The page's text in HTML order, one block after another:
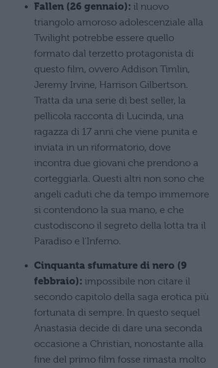
Fallen (26 gennaio): il nuovo
triangolo amoroso adolescenziale alla
Twilight potrebbe essere quello
formato dal terzetto protagonista di
questo film, ovvero Addison Timlin,
Jeremy Irvine, Harrison Gilbertson.
Tratta da una serie di best seller, la
pellicola racconta di Lucinda, una
ragazza di 17 anni che viene punita e
inviata in un riformatorio, dove
incontra due giovani che prendono a
corteggiarla. Questi altri non sono che
angeli caduti che da tempo immemore
si contendono la sua mano, e che
custodiscono il segreto della lotta tra il
Paradiso e l'Inferno.
Cinquanta sfumature di nero (9
febbraio): impossibile non citare il
secondo capitolo della saga erotica più
fortunata di sempre. In questo sequel
Anastasia decide di dare una seconda
occasione a Christian, nonostante alla
fine del primo film fosse rimasta molto